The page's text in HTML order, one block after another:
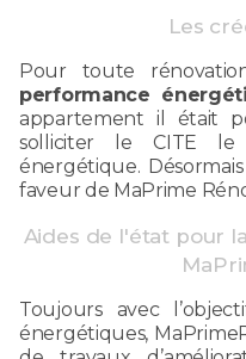
Les
Pour toute
performance
appartement il était
solliciter le CITE le
énergétique.
faveur de MaPrime
Aides de l'état pour
Toujours avec
énergétiques,